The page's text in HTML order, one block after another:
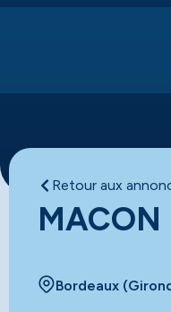
Retour aux
MACON
Bordeaux